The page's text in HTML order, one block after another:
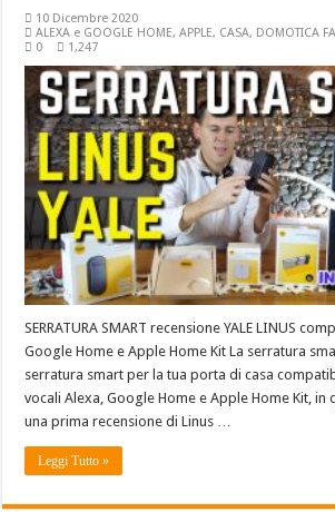
10 Dicembre 2020
ALEXA e GOOGLE HOME,APPLE, CASA, DOMOTICA
0
1,247
SERRATURA SMART recensione YALE LINUS
Google Home e Apple Home Kit La serratura
serratura smart per la tua porta di casa
vocali Alexa, Google Home e Apple Home Kit, in
una prima recensione di Linus …
Leggi Tutto »